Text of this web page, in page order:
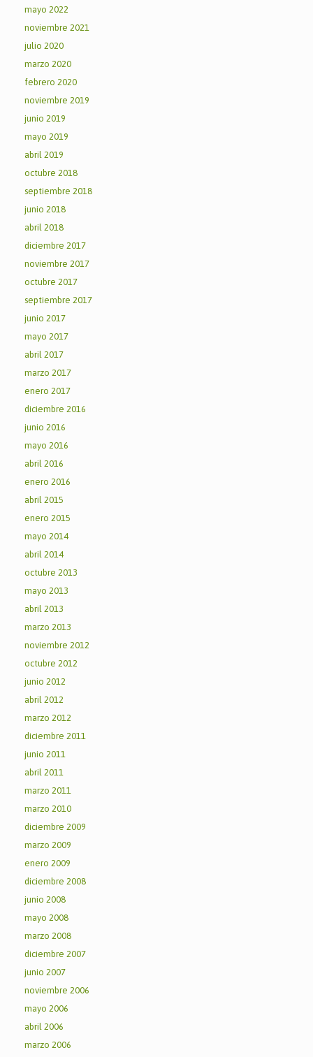
mayo 2022
noviembre 2021
julio 2020
marzo 2020
febrero 2020
noviembre 2019
junio 2019
mayo 2019
abril 2019
octubre 2018
septiembre 2018
junio 2018
abril 2018
diciembre 2017
noviembre 2017
octubre 2017
septiembre 2017
junio 2017
mayo 2017
abril 2017
marzo 2017
enero 2017
diciembre 2016
junio 2016
mayo 2016
abril 2016
enero 2016
abril 2015
enero 2015
mayo 2014
abril 2014
octubre 2013
mayo 2013
abril 2013
marzo 2013
noviembre 2012
octubre 2012
junio 2012
abril 2012
marzo 2012
diciembre 2011
junio 2011
abril 2011
marzo 2011
marzo 2010
diciembre 2009
marzo 2009
enero 2009
diciembre 2008
junio 2008
mayo 2008
marzo 2008
diciembre 2007
junio 2007
noviembre 2006
mayo 2006
abril 2006
marzo 2006